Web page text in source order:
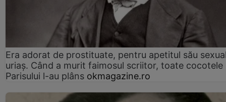
Era adorat de prostituate, pentru apetitul său
uriaș. Când a murit faimosul scriitor, toate cocotele
Parisului l-au plâns okmagazine.ro